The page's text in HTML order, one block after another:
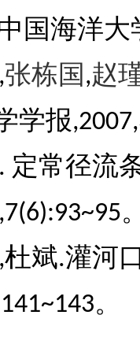
国海洋大
,张栋国 ,赵
学报
. 定常径流
7(6):93~95
,杜斌.灌河
。